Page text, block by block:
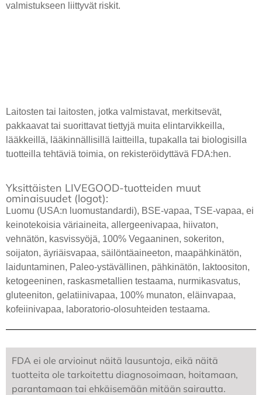
valmistukseen liittyvät riskit.
Laitosten tai laitosten, jotka valmistavat, merkitsevät,
pakkaavat tai suorittavat tiettyjä muita elintarvikkeilla,
lääkkeillä, lääkinnällisillä laitteilla, tupakalla tai biologisilla
tuotteilla tehtäviä toimia, on rekisteröidyttävä FDA:hen.
Yksittäisten LIVEGOOD-tuotteiden muut
ominaisuudet (logot):
Luomu (USA:n luomustandardi), BSE-vapaa, TSE-vapaa, ei
keinotekoisia väriaineita, allergeenivapaa, hiivaton,
vehnätön, kasvissyöjä, 100% Vegaaninen, sokeriton,
soijaton, äyriäisvapaa, säilöntäaineeton, maapähkinätön,
laiduntaminen, Paleo-ystävällinen, pähkinätön, laktoositon,
ketogeeninen, raskasmetallien testaama, nurmikasvatus,
gluteeniton, gelatiinivapaa, 100% munaton, eläinvapaa,
kofeiinivapaa, laboratorio-olosuhteiden testaama.
FDA ei ole arvioinut näitä lausuntoja, eikä näitä
tuotteita ole tarkoitettu diagnosoimaan, hoitamaan,
parantamaan tai ehkäisemään mitään sairautta.